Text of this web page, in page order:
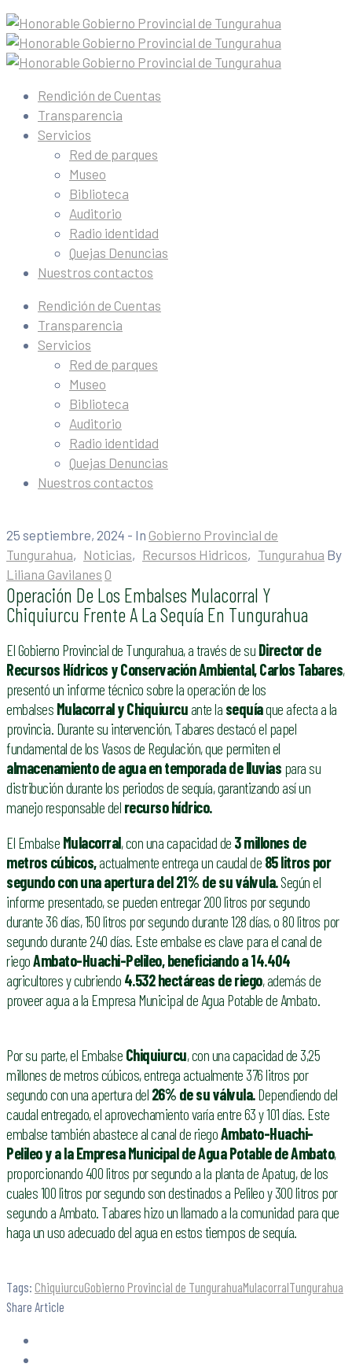
Rendición de Cuentas
Transparencia
Servicios
Red de parques
Museo
Biblioteca
Auditorio
Radio identidad
Quejas Denuncias
Nuestros contactos
Rendición de Cuentas
Transparencia
Servicios
Red de parques
Museo
Biblioteca
Auditorio
Radio identidad
Quejas Denuncias
Nuestros contactos
25 septiembre, 2024 - In Gobierno Provincial de
Tungurahua‚ Noticias‚ Recursos Hidricos‚ Tungurahua By
Liliana Gavilanes 0
Operación De Los Embalses Mulacorral Y
Chiquiurcu Frente A La Sequía En Tungurahua
El Gobierno Provincial de Tungurahua, a través de su Director de
Recursos Hídricos y Conservación Ambiental, Carlos Tabares,
presentó un informe técnico sobre la operación de los
embalses Mulacorral y Chiquiurcu ante la sequíaque afecta a la
provincia. Durante su intervención, Tabares destacó el papel
fundamental de los Vasos de Regulación, que permiten el
almacenamiento de agua en temporada de lluvias para su
distribución durante los periodos de sequía, garantizando así un
manejo responsable del recurso hídrico.
El Embalse Mulacorral, con una capacidad de 3 millones de
metros cúbicos,actualmente entrega un caudal de 85 litros por
segundo con una apertura del 21% de su válvula.Según el
informe presentado, se pueden entregar 200 litros por segundo
durante 36 días, 150 litros por segundo durante 128 días, o 80 litros por
segundo durante 240 días. Este embalse es clave para el canal de
riegoAmbato-Huachi-Pelileo, beneficiando a 14.404
agricultores y cubriendo 4.532 hectáreas de riego, además de
proveer agua a la Empresa Municipal de Agua Potable de Ambato.
Por su parte, el Embalse Chiquiurcu, con una capacidad de 3,25
millones de metros cúbicos, entrega actualmente 376 litros por
segundo con una apertura del 26% de su válvula.Dependiendo del
caudal entregado, el aprovechamiento varía entre 63 y 101 días. Este
embalse también abastece al canal de riegoAmbato-Huachi-
Pelileo y a la Empresa Municipal de Agua Potable de Ambato,
proporcionando 400 litros por segundo a la planta de Apatug, de los
cuales 100 litros por segundo son destinados a Pelileo y 300 litros por
segundo a Ambato. Tabares hizo un llamado a la comunidad para que
haga un uso adecuado del agua en estos tiempos de sequía.
Tags: ChiquiurcuGobierno Provincial de TungurahuaMulacorralTungurahua
Share Article